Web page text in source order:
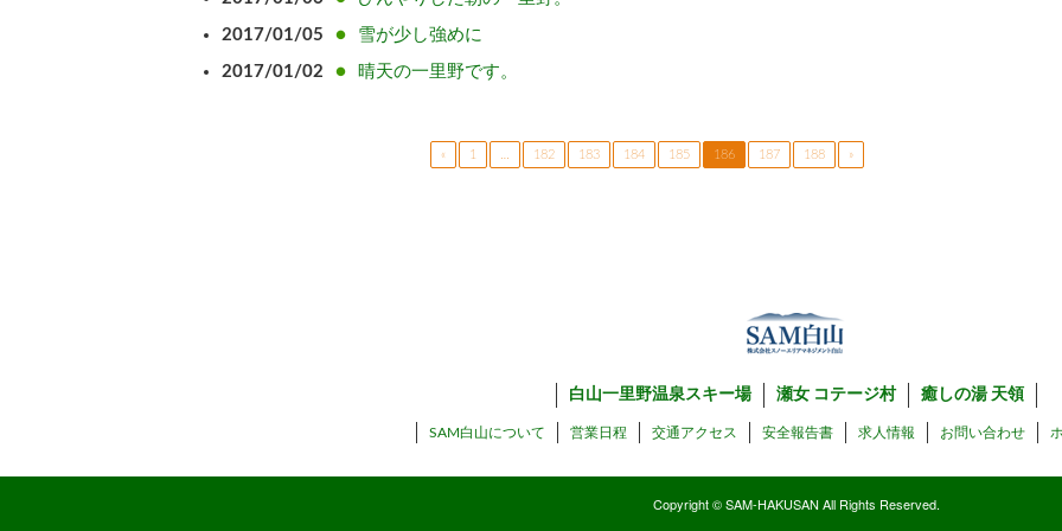
2017/01/05 雪が少し強めに
2017/01/02 晴天の一里野です。
« 1 182 183 184 185 186 187 188 »
白山一里野温泉スキー場 瀬女 コテージ村 癒しの湯 天領
SAM白山について 営業日程 交通アクセス 安全報告書 求人情報 お問い合わせ
Copyright © SAM-HAKUSAN All Rights Reserved.